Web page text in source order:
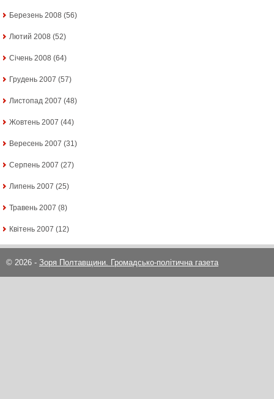
Березень 2008 (56)
Лютий 2008 (52)
Січень 2008 (64)
Грудень 2007 (57)
Листопад 2007 (48)
Жовтень 2007 (44)
Вересень 2007 (31)
Серпень 2007 (27)
Липень 2007 (25)
Травень 2007 (8)
Квітень 2007 (12)
© 2026 - Зоря Полтавщини. Громадсько-політична газета